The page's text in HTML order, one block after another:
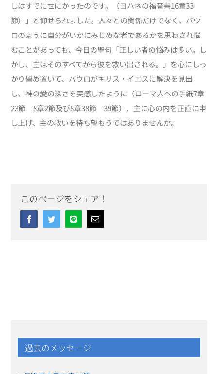
しはすでに世にかったのです。（ヨハネの福音書16章33
節）」と仰せられました。人々との関係だけでなく、パウ
ロのように自分がいかにみじめな者であるかを思わされ悩
むことがあっても、今日の聖句「正しい者の悩みは多い。し
かし、主はそのすべてから彼を救い出される。」を心にしっ
かり留め置いて、パウロがキリス・イエスに解決を見出
し、神の愛の深さを実感したように（ローマ人への手紙7章
23節―8章2節及び8章38節―39節）、主に心の内を正直に申
し上げ、主の救いを待ち望もうではありませんか。
このページをシェア！
FacebookTwitterLine Email
過去のメッセージ